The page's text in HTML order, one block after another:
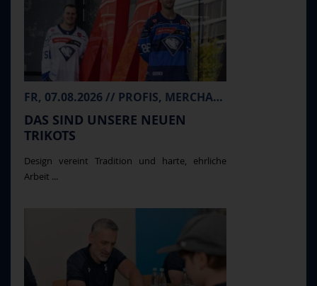
FR, 07.08.2026 // PROFIS, MERCHANDISE
DAS SIND UNSERE NEUEN
TRIKOTS
Design vereint Tradition und harte, ehrliche
Arbeit ...